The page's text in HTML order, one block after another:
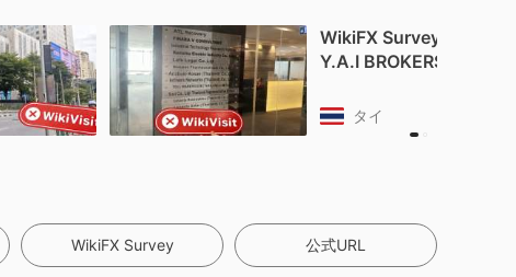
WikiFX Survey
Y.A.I BROKERS
Danger
タイ
WikiFX Survey 公式URL